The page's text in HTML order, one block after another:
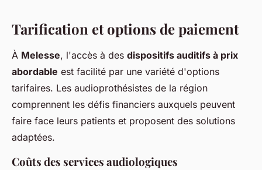
Tarification et options de paiement
À Melesse, l'accès à des dispositifs auditifs à prix
abordable est facilité par une variété d'options
tarifaires. Les audioprothésistes de la région
comprennent les défis financiers auxquels peuvent
faire face leurs patients et proposent des solutions
adaptées.
Coûts des services audiologiques